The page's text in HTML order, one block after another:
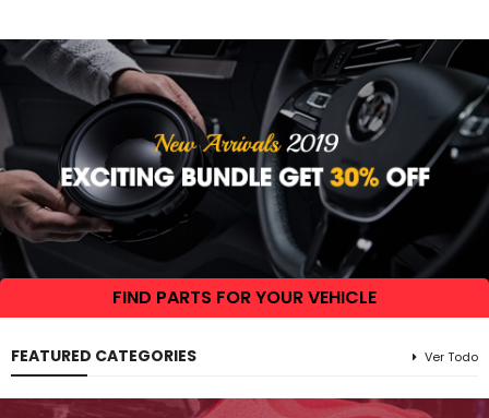
FIND PARTS FOR YOUR VEHICLE
FEATURED CATEGORIES Ver Todo